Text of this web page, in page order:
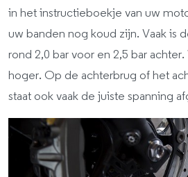
in het instructieboekje van uw
uw banden nog koud zijn. Vaak is
rond 2,0 bar voor en 2,5 bar
hoger. Op de achterbrug of het
staat ook vaak de juiste spanning